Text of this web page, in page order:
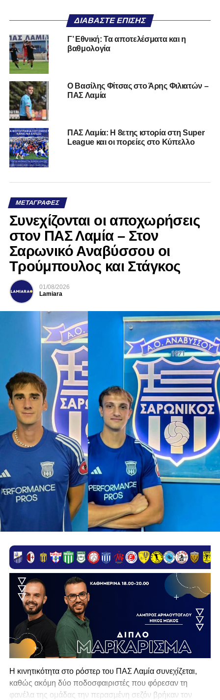
ΔΙΑΒΆΣΤΕ ΕΠΊΣΗΣ
Γ’ Εθνική: Τα αποτελέσματα και η
βαθμολογία
Ο Βασίλης Φίτσας στο Άρης Φιλιατών –
ΠΑΣ Λαμία
ΠΑΣ Λαμία: Η 8ετης ιστορία στη Super
League και οι πορείες στο Κύπελλο
ΜΕΤΑΓΡΑΦΈΣ
Συνεχίζονται οι αποχωρήσεις
στον ΠΑΣ Λαμία – Στον
Σαρωνικό Αναβύσσου οι
Τρούμπουλος και Στάγκος
01/08/2026
Lamiara
Η κινητικότητα στο ρόστερ του ΠΑΣ Λαμία συνεχίζεται,
καθώς ακόμη δύο ποδοσφαιριστές που φόρεσαν τη
φανέλα της ομάδας την περασμένη σεζόν βρήκαν τον